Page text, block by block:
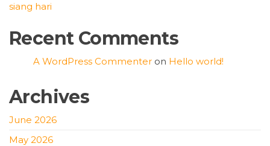
siang hari
Recent Comments
A WordPress Commenter on Hello world!
Archives
June 2026
May 2026